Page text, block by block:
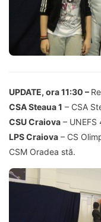
UPDATE, ora 11:30 –
CSA Steaua 1 – CSA
CSU Craiova –
LPS Craiova – CS
CSM Oradea stă.